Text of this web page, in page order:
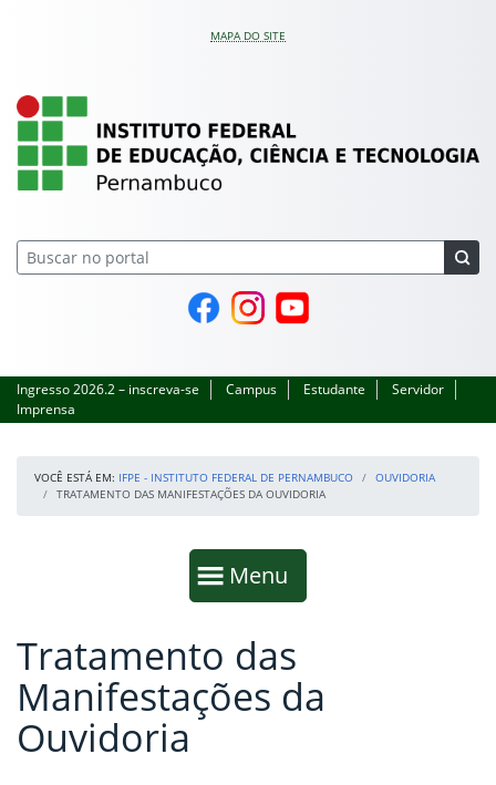
MAPA DO SITE
IFPE – Instituto
Página do Facebook
Perfil no Instagram
Canal no YouTube
Ingresso 2026.2 – inscreva-se Campus Estudante
Servidor
Imprensa
VOCÊ ESTÁ EM: IFPE - INSTITUTO FEDERAL DE PERNAMBUCO
OUVIDORIA
TRATAMENTO DAS MANIFESTAÇÕES DA OUVIDORIA
Mostrar
Menu
Fim da navegação
Início do conteúdo
Tratamento das
Manifestações da
Ouvidoria